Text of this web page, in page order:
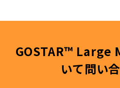
GOSTAR™ Large
いて問い